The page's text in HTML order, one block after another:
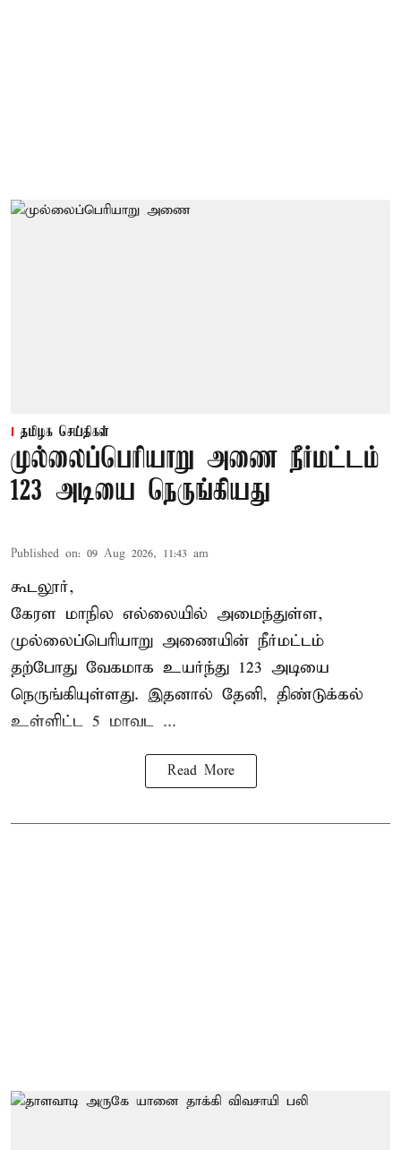
தமிழக செய்திகள்
முல்லைப்பெரியாறு அணை நீர்மட்டம்
123 அடியை நெருங்கியது
Published on: 09 Aug 2026, 11:43 am
கூடலூர்,
கேரள மாநில எல்லையில் அமைந்துள்ள,
முல்லைப்பெரியாறு அணையின் நீர்மட்டம்
தற்போது வேகமாக உயர்ந்து 123 அடியை
நெருங்கியுள்ளது. இதனால் தேனி, திண்டுக்கல்
உள்ளிட்ட 5 மாவட ...
Read More